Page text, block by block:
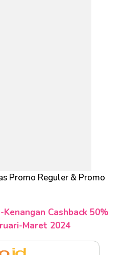
Promo Reguler & Promo
Kenangan Cashback 50%
Maret 2024